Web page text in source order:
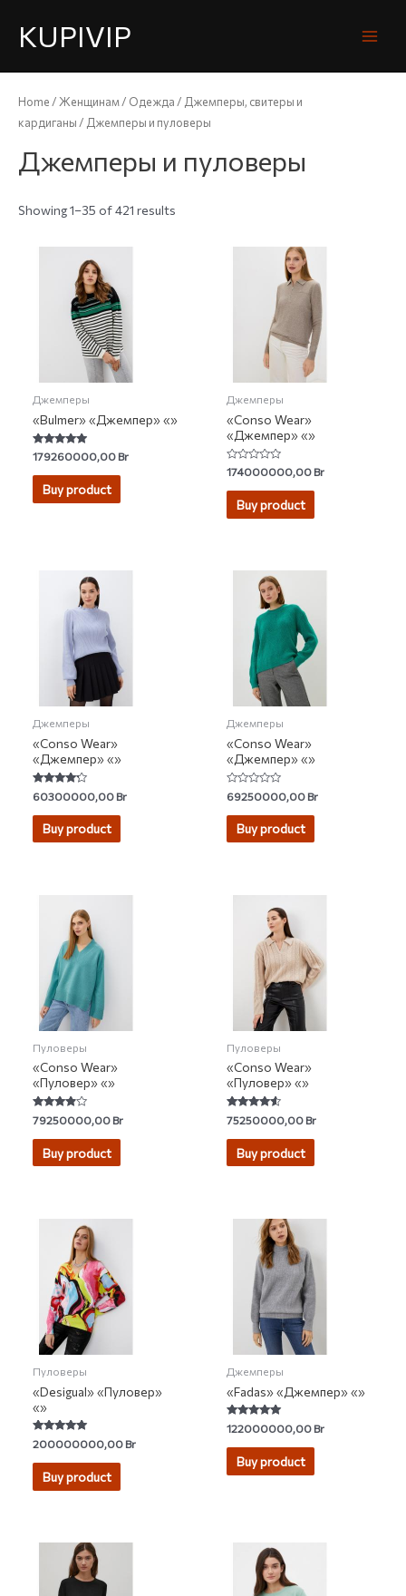
KUPIVIP
Home / Женщинам/ Одежда / Джемперы, свитеры и
кардиганы / Джемперы и пуловеры
Джемперы и пуловеры
Showing 1–35 of 421 results
Джемперы
«Bulmer» «Джемпер» «»
Rated
4.67
out of 5
179260000,00Br
Buy product
Джемперы
«Conso Wear»
«Джемпер» «»
Rated
0
out
174000000,00Br
Buy product
Джемперы
«Conso Wear»
«Джемпер» «»
Rated
4.00
out of 5
60300000,00Br
Buy product
Джемперы
«Conso Wear»
«Джемпер» «»
Rated
0
out
69250000,00Br
Buy product
Пуловеры
«Conso Wear»
«Пуловер» «»
Rated
3.67
out of 5
79250000,00Br
Buy product
Пуловеры
«Conso Wear»
«Пуловер» «»
Rated
4.33
out of 5
75250000,00Br
Buy product
Пуловеры
«Desigual» «Пуловер»
«»
Rated
5.00
out of 5
200000000,00Br
Buy product
Джемперы
«Fadas» «Джемпер» «»
Rated
5.00
out of 5
122000000,00Br
Buy product